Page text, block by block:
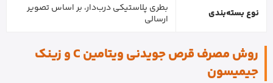
نوع بسته‌بندی
بطری پلاستیکی درب‌دار، بر اساس تصویر
ارسالی
روش مصرف قرص جویدنی ویتامین C و زینک
جیمیسون